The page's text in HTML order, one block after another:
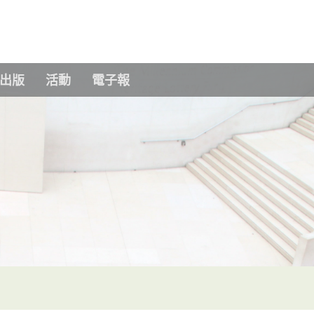
Skip to main content
出版 活動 電子報